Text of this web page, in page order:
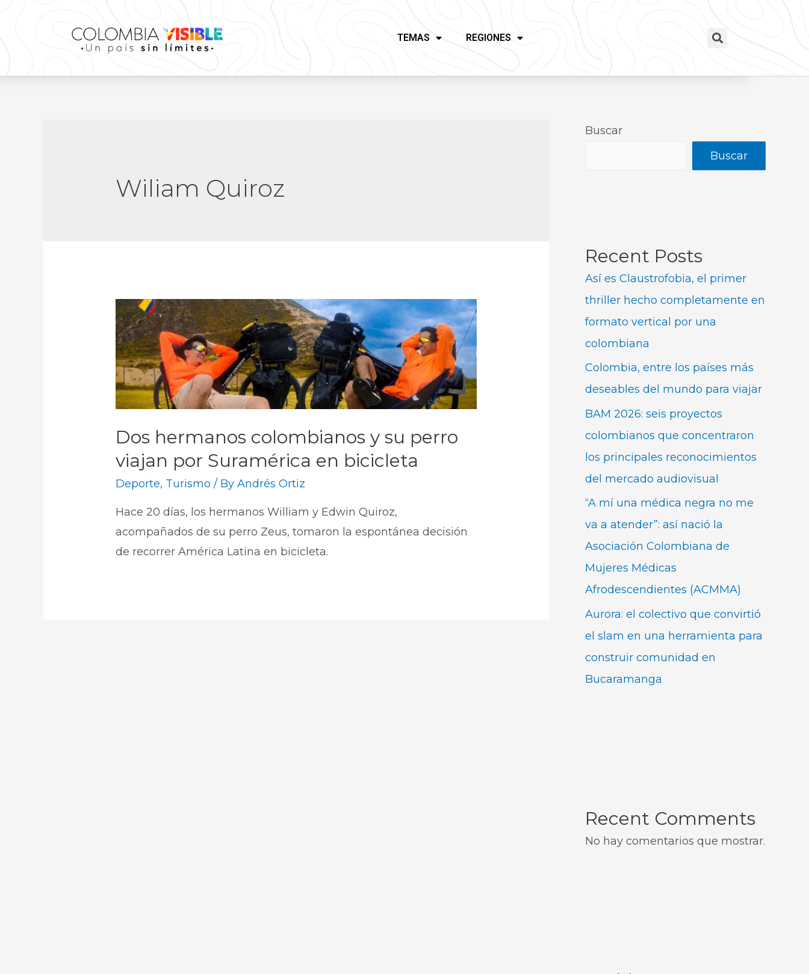
TEMAS REGIONES
Wiliam Quiroz
Dos hermanos colombianos y su perro
viajan por Suramérica en bicicleta
Deporte, Turismo / ByAndrés Ortiz
Hace 20 días, los hermanos William y Edwin Quiroz,
acompañados de su perro Zeus, tomaron la espontánea decisión
de recorrer América Latina en bicicleta.​
Buscar
Buscar
Recent Posts
Así es Claustrofobia, el primer
thriller hecho completamente en
formato vertical por una
colombiana
Colombia, entre los países más
deseables del mundo para viajar
BAM 2026: seis proyectos
colombianos que concentraron
los principales reconocimientos
del mercado audiovisual
“A mí una médica negra no me
va a atender”: así nació la
Asociación Colombiana de
Mujeres Médicas
Afrodescendientes (ACMMA)
Aurora: el colectivo que convirtió
el slam en una herramienta para
construir comunidad en
Bucaramanga
Recent Comments
No hay comentarios que mostrar.